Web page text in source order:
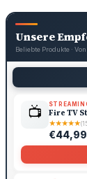
Unsere
Beliebte Produkte ·
📺 Fire TV
★★★★★
€44,99